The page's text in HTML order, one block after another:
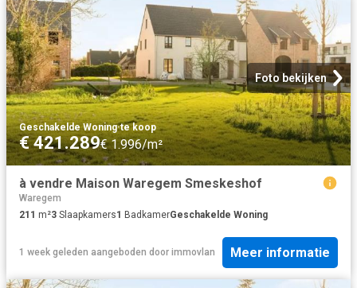
Foto bekijken
Geschakelde Woning·te koop
€ 421.289€ 1.996/m²
à vendre Maison Waregem Smeskeshof
Waregem
211 m²3 Slaapkamers1 BadkamerGeschakelde Woning
1 week geleden aangeboden door immovlan Meer informatie